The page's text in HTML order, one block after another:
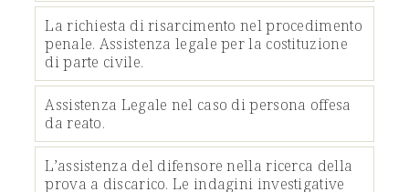
La richiesta di risarcimento nel procedimento
penale. Assistenza legale per la costituzione
di parte civile.
Assistenza Legale nel caso di persona offesa
da reato.
L’assistenza del difensore nella ricerca della
prova a discarico. Le indagini investigative